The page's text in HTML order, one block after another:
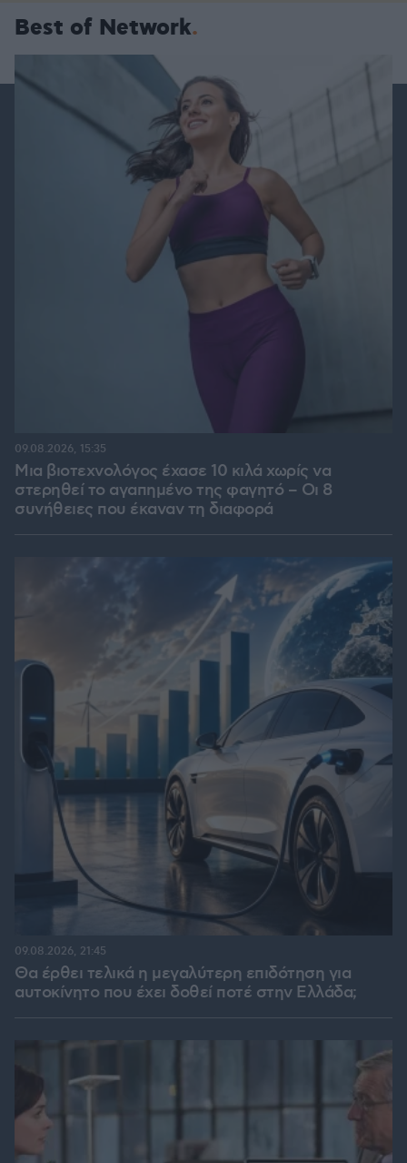
Best of Network
Μια βιοτεχνολόγος έχασε 10 κιλά χωρίς να
στερηθεί το αγαπημένο της φαγητό – Οι 8
συνήθειες που έκαναν τη διαφορά
09.08.2026, 15:35
Θα έρθει τελικά η μεγαλύτερη επιδότηση για
αυτοκίνητο που έχει δοθεί ποτέ στην Ελλάδα;
09.08.2026, 21:45